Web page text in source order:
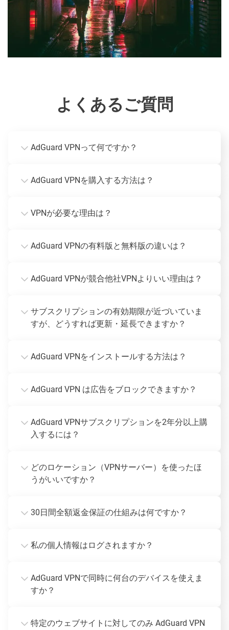
よくあるご質問
AdGuard VPNって何ですか？
AdGuard VPNを購入する方法は？
VPNが必要な理由は？
AdGuard VPNの有料版と無料版の違いは？
AdGuard VPNが競合他社VPNよりいい理由は？
サブスクリプションの有効期限が近づいていま
すが、どうすれば更新・延長できますか？
AdGuard VPNをインストールする方法は？
AdGuard VPN は広告をブロックできますか？
AdGuard VPNサブスクリプションを2年分以上購
入するには？
どのロケーション（VPNサーバー）を使ったほ
うがいいですか？
30日間全額返金保証の仕組みは何ですか？
私の個人情報はログされますか？
AdGuard VPNで同時に何台のデバイスを使えま
すか？
特定のウェブサイトに対してのみ AdGuard VPN